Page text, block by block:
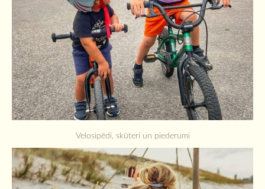
Velosipēdi, skūteri un piederumi